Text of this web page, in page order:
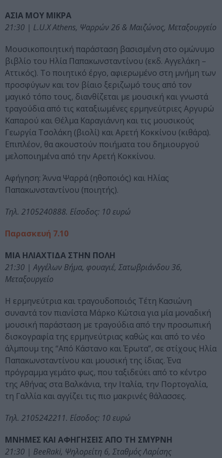
ΑΣΙΑ ΜΟΥ ΜΙΚΡΑ
21:30 | L.U.X Athens, Ψαρρών 26 & Μαιζώνος, Μεταξουργείο
Μουσικοποιητική παράσταση βασισμένη στο ομώνυμο
βιβλίο του Ηλία Παπακωνσταντίνου (εκδ. Αγγελάκη –
Αττικός). Το ποιητικό έργο, αφιερωμένο στη μνήμη των
προσφύγων και τον βίαιο ξεριζωμό τους από τον
μαγικό τόπο τους, διανθίζεται με μουσική και γνωστά
τραγούδια από τις καταξιωμένες ερμηνεύτριες Αργυρώ
Καπαρού και Θέλμα Καραγιάννη και τις μουσικούς
Γεωργία Τσολάκη (βιολί) και Αρετή Κοκκίνου (κιθάρα).
Επιπλέον, θα ακουστούν ποιήματα του δημιουργού
μελοποιημένα από την Αρετή Κοκκίνου.
Αφήγηση: Άννα Ψαρρά (ηθοποιός) και Ηλίας
Παπακωνσταντίνου (ποιητής).
Τηλ. 2105240888. Είσοδος: 10 ευρώ
Παρασκευή 7.10
ΜΙΑ ΗΛΙΑΧΤΙΔΑ ΣΤΗΝ ΠΟΛΗ
21:30 | Αγγέλων Βήμα, φουαγιέ, Σατωβριάνδου 36,
Μεταξουργείο
Η ερμηνεύτρια και τραγουδοποιός Τέτη Κασιώνη
συναντά τον πιανίστα Μάρκο Κώτσια για μία μοναδική
μουσική παράσταση με τραγούδια από την προσωπική
δισκογραφία της ερμηνεύτριας καθώς και από το νέο
άλμπουμ της “Από Κάστανο και Έρωτα”, σε στίχους Ηλία
Παπακωνσταντίνου και μουσική της ίδιας. Ένα
πρόγραμμα γεμάτο φως, που ταξιδεύει από το κέντρο
της Αθήνας στα Βαλκάνια, την Ιταλία, την Πορτογαλία,
τη Γαλλία και αγγίζει τις πιο μακρινές θάλασσες.
Τηλ. 2105242211. Είσοδος: 10 ευρώ
ΜΝΗΜΕΣ ΚΑΙ ΑΦΗΓΗΣΕΙΣ ΑΠΟ ΤΗ ΣΜΥΡΝΗ
21:30 | BeeRaki, Ψηλορείτη 6, Σταθμός Λαρίσης